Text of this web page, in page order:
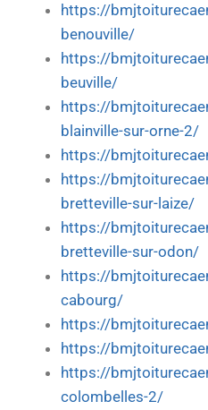
https://
benouville/
https://
beuville/
https://
blainville-sur-orne-2/
https://
https://
bretteville-sur-laize/
https://
bretteville-sur-odon/
https://
cabourg/
https://
https://
https://
colombelles-2/